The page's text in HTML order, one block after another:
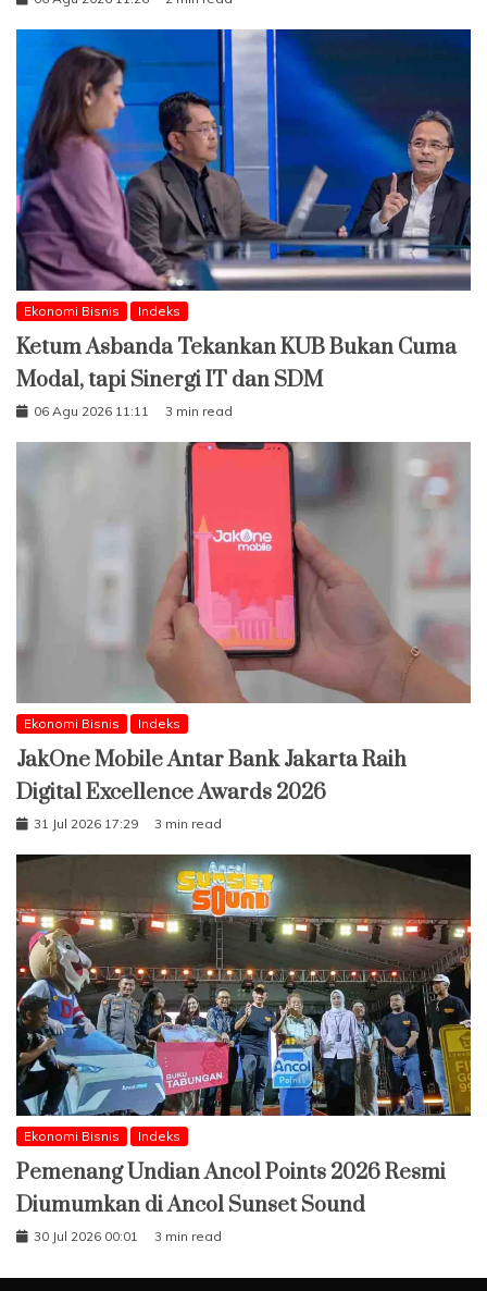
Ekonomi Bisnis Indeks
Ketum Asbanda Tekankan KUB Bukan Cuma
Modal, tapi Sinergi IT dan SDM
06 Agu 2026 11:11 3 min read
Ekonomi Bisnis Indeks
JakOne Mobile Antar Bank Jakarta Raih
Digital Excellence Awards 2026
31 Jul 2026 17:29 3 min read
Ekonomi Bisnis Indeks
Pemenang Undian Ancol Points 2026 Resmi
Diumumkan di Ancol Sunset Sound
30 Jul 2026 00:01 3 min read